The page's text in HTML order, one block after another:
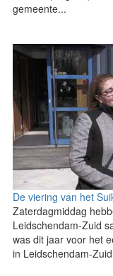
gemeente...
De viering van het
Zaterdagmiddag
Leidschendam-Zuid
was dit jaar voor het
in Leidschendam-